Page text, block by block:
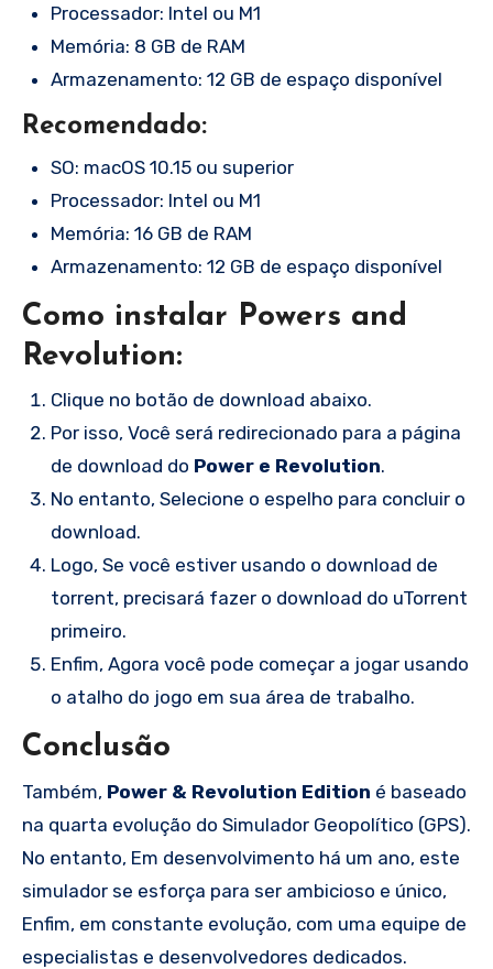
Processador: Intel ou M1
Memória: 8 GB de RAM
Armazenamento: 12 GB de espaço disponível
Recomendado:
SO: macOS 10.15 ou superior
Processador: Intel ou M1
Memória: 16 GB de RAM
Armazenamento: 12 GB de espaço disponível
Como instalar Powers and
Revolution:
Clique no botão de download abaixo.
Por isso, Você será redirecionado para a página
de download do Power e Revolution.
No entanto, Selecione o espelho para concluir o
download.
Logo, Se você estiver usando o download de
torrent, precisará fazer o download do uTorrent
primeiro.
Enfim, Agora você pode começar a jogar usando
o atalho do jogo em sua área de trabalho.
Conclusão
Também, Power & Revolution Edition é baseado
na quarta evolução do Simulador Geopolítico (GPS).
No entanto, Em desenvolvimento há um ano, este
simulador se esforça para ser ambicioso e único,
Enfim, em constante evolução, com uma equipe de
especialistas e desenvolvedores dedicados.